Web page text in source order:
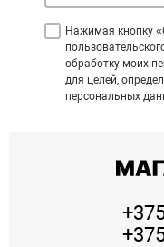
Нажимая кнопку
обработку моих
для целей,
персональных